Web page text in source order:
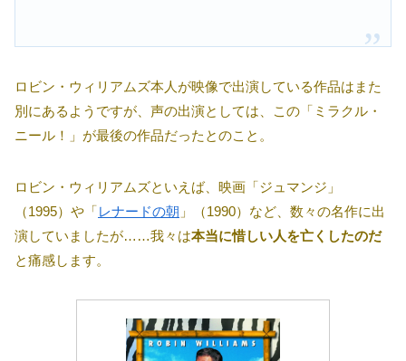
ロビン・ウィリアムズ本人が映像で出演している作品はまた
別にあるようですが、声の出演としては、この「ミラクル・
ニール！」が最後の作品だったとのこと。
ロビン・ウィリアムズといえば、映画「ジュマンジ」
（1995）や「レナードの朝 」（1990）など、数々の名作に出
演していましたが……我々は本当に惜しい人を亡くしたのだ
と痛感します。